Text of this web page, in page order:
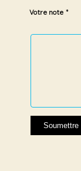
Votre note *
1 étoile
2 étoiles
3 étoiles
4 étoiles
5 étoiles